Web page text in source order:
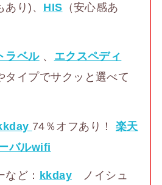
り)、 HIS （安心感あ
ラベル、 エクスペディ
イプでサクッと選べて
74％オフあり！ 楽天
バルwifi
ど： kkdayノイシュ